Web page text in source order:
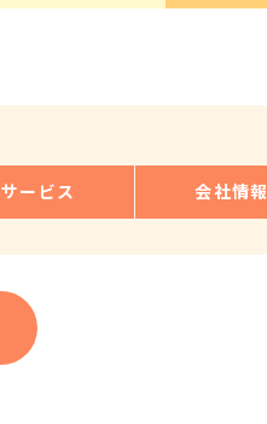
サービス 会社情報